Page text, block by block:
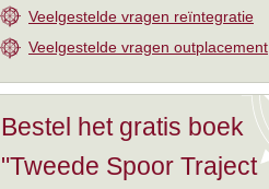
Veelgestelde vragen reïntegratie
Veelgestelde vragen outplacement
Bestel het gratis boek
"Tweede Spoor Traject